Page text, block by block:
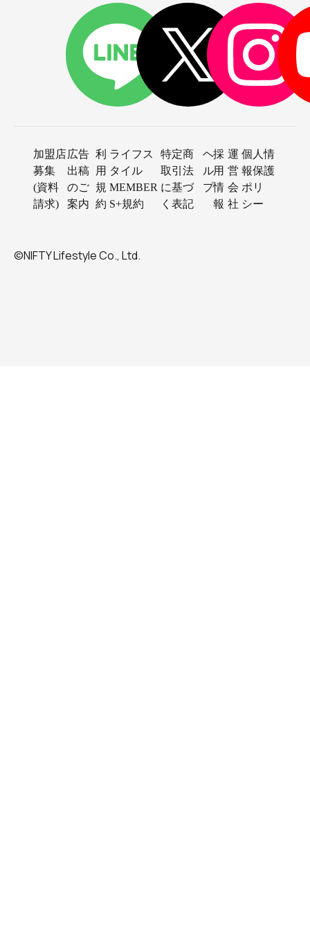
加盟店
募集
(資料
請求)
広告
出稿
のご
案内
利
用
規
約
ライフス
タイル
MEMBER
S+規約
特定商
取引法
に基づ
く表記
ヘ
ル
プ
採
用
情
報
運
営
会
社
個人情
報保護
ポリ
シー
©NIFTY Lifestyle Co., Ltd.